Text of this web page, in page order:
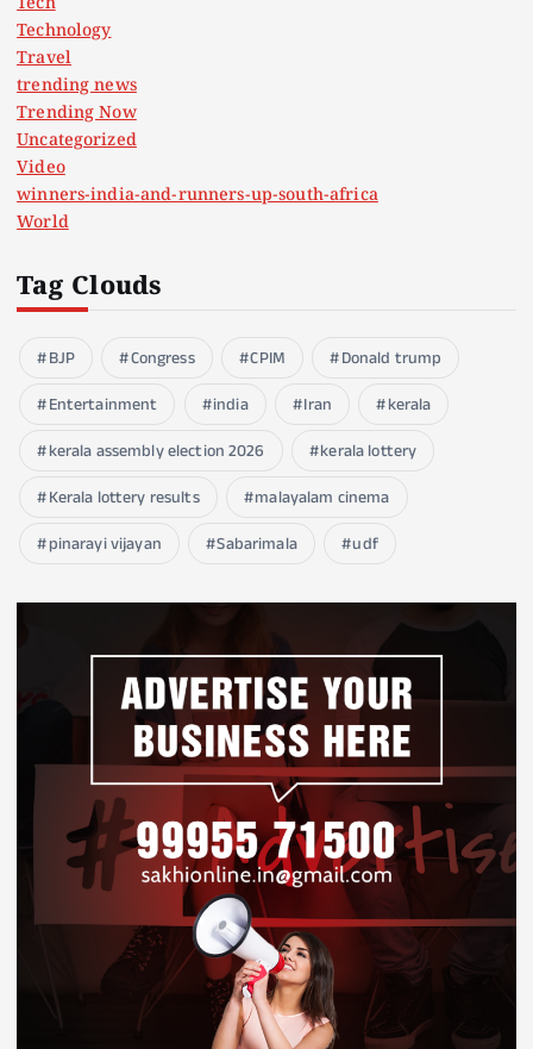
Technology
Travel
trending news
Trending Now
Uncategorized
Video
winners-india-and-runners-up-south-africa
World
Tag Clouds
BJP Congress CPIM
Donald trump
Entertainment
india Iran
kerala
kerala assembly election 2026
kerala lottery
Kerala lottery results
malayalam cinema
pinarayi vijayan
Sabarimala udf